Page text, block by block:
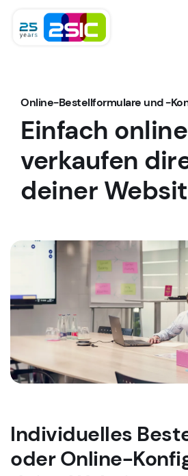
Online-Bestellformulare und -
Einfach online
verkaufen
deiner
Individuelles
oder Online-